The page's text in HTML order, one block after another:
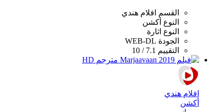
القسم
افلام هندي
النوع أكشن
النوع اثارة
الجودة WEB-DL
التقييم 7.1 / 10
افلام هندي
أكشن